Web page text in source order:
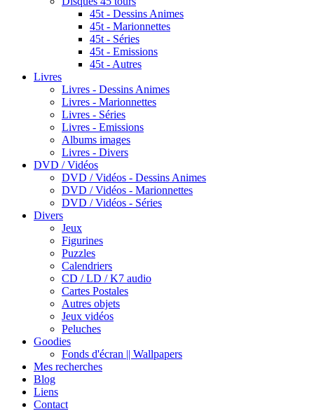
45t - Dessins Animes
45t - Marionnettes
45t - Séries
45t - Emissions
45t - Autres
Livres
Livres - Dessins Animes
Livres - Marionnettes
Livres - Séries
Livres - Emissions
Albums images
Livres - Divers
DVD / Vidéos
DVD / Vidéos - Dessins Animes
DVD / Vidéos - Marionnettes
DVD / Vidéos - Séries
Divers
Jeux
Figurines
Puzzles
Calendriers
CD / LD / K7 audio
Cartes Postales
Autres objets
Jeux vidéos
Peluches
Goodies
Fonds d'écran || Wallpapers
Mes recherches
Blog
Liens
Contact